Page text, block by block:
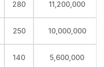
280 11,200,000
250 10,000,000
140 5,600,000